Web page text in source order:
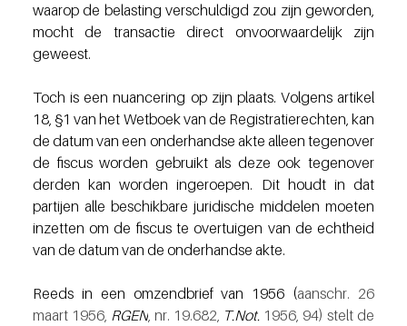
waarop de belasting verschuldigd zou zijn geworden,
mocht de transactie direct onvoorwaardelijk zijn
geweest.
Toch is een nuancering op zijn plaats. Volgens artikel
18, §1 van het Wetboek van de Registratierechten, kan
de datum van een onderhandse akte alleen tegenover
de fiscus worden gebruikt als deze ook tegenover
derden kan worden ingeroepen. Dit houdt in dat
partijen alle beschikbare juridische middelen moeten
inzetten om de fiscus te overtuigen van de echtheid
van de datum van de onderhandse akte.
Reeds in een omzendbrief van 1956 (aanschr. 26
maart 1956, RGEN, nr. 19.682, T.Not. 1956, 94) stelt de